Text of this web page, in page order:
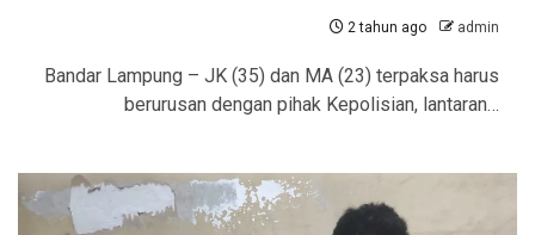
2 tahun ago admin
Bandar Lampung – JK (35) dan MA (23) terpaksa harus
berurusan dengan pihak Kepolisian, lantaran…